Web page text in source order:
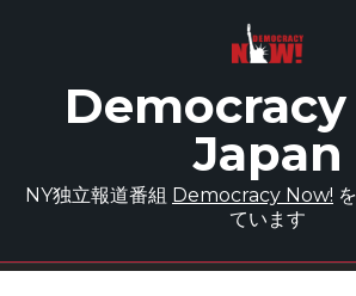
Japan
NY独立報道番組 Democracy Now!
ています